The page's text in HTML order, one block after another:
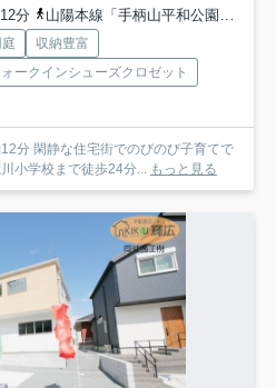
分
山陽本線「手柄山平和公園」駅 徒歩25分
収納豊富
ークインシューズクロゼット
分 閑静な住宅街でのびのび子育てで
小学校まで徒歩24分...
もっと見る